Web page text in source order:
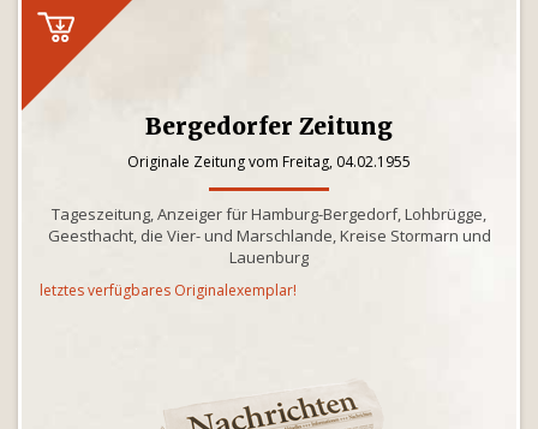
Bergedorfer Zeitung
Originale Zeitung vom Freitag, 04.02.1955
Tageszeitung, Anzeiger für Hamburg-Bergedorf, Lohbrügge,
Geesthacht, die Vier- und Marschlande, Kreise Stormarn und
Lauenburg
letztes verfügbares Originalexemplar!